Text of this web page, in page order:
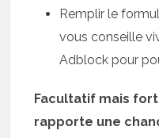
Remplir le
vous conseille
Adblock pour
Facultatif mais
rapporte une